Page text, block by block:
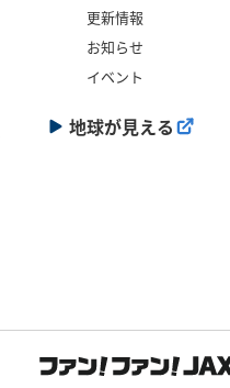
更新情報
お知らせ
イベント
地球が見える